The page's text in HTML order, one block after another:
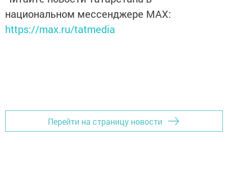
национальном мессенджере MАХ:
https://max.ru/tatmedia
Перейти на страницу новости